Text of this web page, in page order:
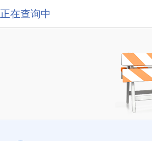
正在查询中